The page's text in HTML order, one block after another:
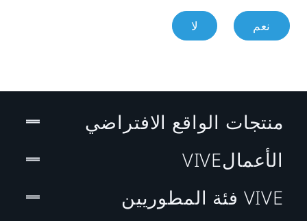
نعم لا
منتجات الواقع الافتراضي
الأعمالVIVE
VIVE فئة المطوريين